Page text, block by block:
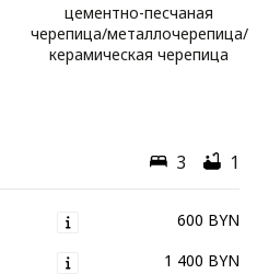
цементно-песчаная
черепица/металлочерепица/
керамическая черепица
3 1
600 BYN
1 400 BYN